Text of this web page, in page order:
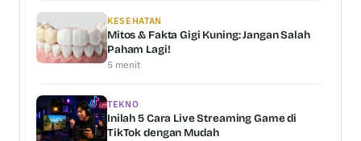
KESEHATAN
Mitos & Fakta Gigi Kuning: Jangan Salah
Paham Lagi!
5 menit
TEKNO
Inilah 5 Cara Live Streaming Game di
TikTok dengan Mudah